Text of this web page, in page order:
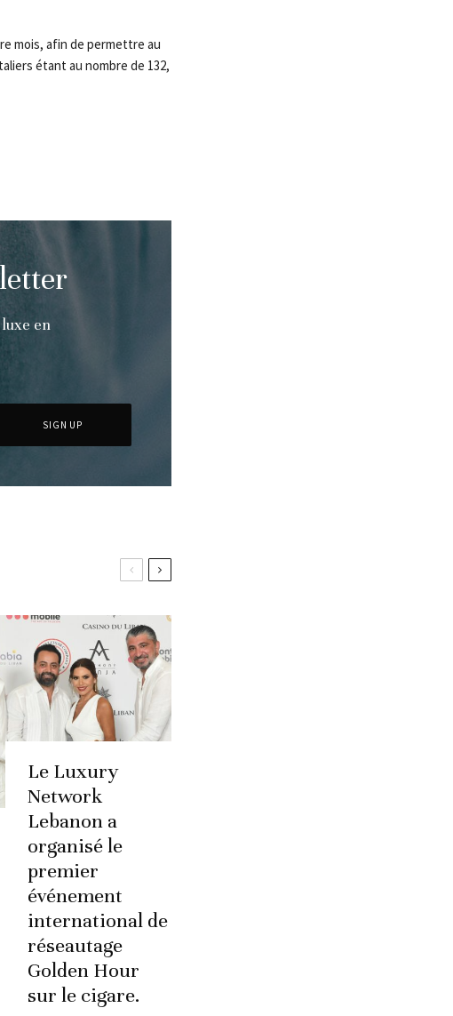
mois, afin de permettre au
étant au nombre de 132,
en
Le Luxury
Network
Lebanon a
organisé le
premier
événement
international de
réseautage
Golden Hour
sur le cigare.